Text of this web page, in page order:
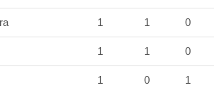
1 1 0
1 1 0
1 0 1